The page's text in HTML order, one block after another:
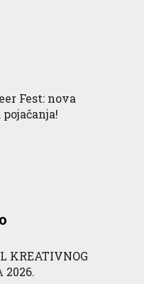
Fest: nova
KREATIVNOG
2026.